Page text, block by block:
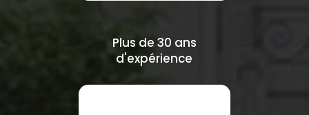
Plus de 30 ans
d'expérience